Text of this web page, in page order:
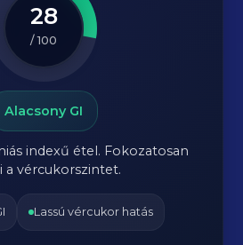
28
/ 100
Alacsony GI
indexű étel. Fokozatosan
a vércukorszintet.
Lassú vércukor hatás